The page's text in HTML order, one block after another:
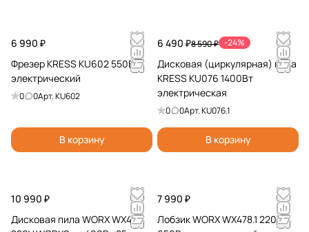
6 990 ₽
Фрезер KRESS KU602 550Вт
электрический
0 0Арт.KU602
В корзину
6 490 ₽8 590 ₽ -24%
Дисковая (циркулярная) пила
KRESS KU076 1400Вт
электрическая
0 0Арт.KU076.1
В корзину
10 990 ₽
Дисковая пила WORX WX426
7 990 ₽
Лобзик WORX WX478.1 220V